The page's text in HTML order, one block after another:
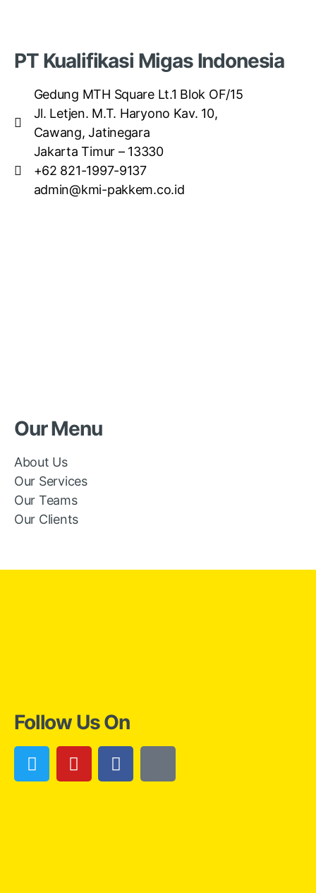
PT Kualifikasi Migas Indonesia
Gedung MTH Square Lt.1 Blok OF/15
Jl. Letjen. M.T. Haryono Kav. 10,
Cawang, Jatinegara
Jakarta Timur – 13330
+62 821-1997-9137
admin@kmi-pakkem.co.id
Our Menu
About Us
Our Services
Our Teams
Our Clients
Follow Us On